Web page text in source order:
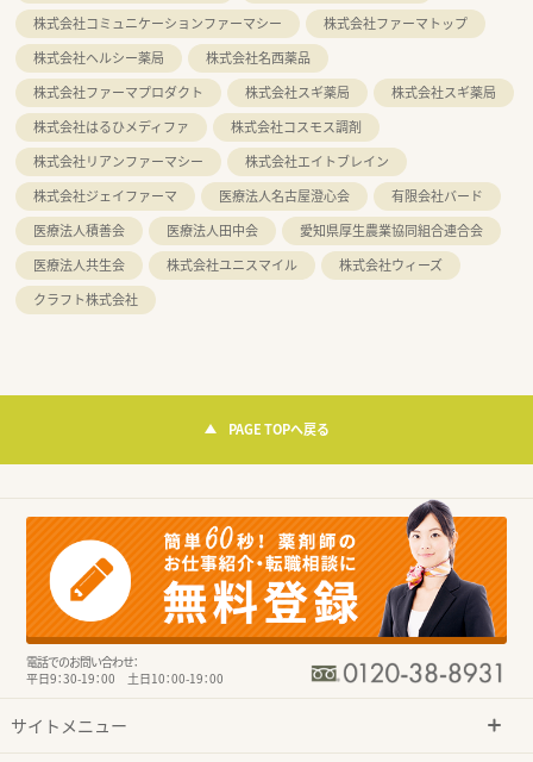
株式会社コミュニケーションファーマシー
株式会社ファーマトップ
株式会社ヘルシー薬局
株式会社名西薬品
株式会社ファーマプロダクト
株式会社スギ薬局
株式会社スギ薬局
株式会社はるひメディファ
株式会社コスモス調剤
株式会社リアンファーマシー
株式会社エイトブレイン
株式会社ジェイファーマ
医療法人名古屋澄心会
有限会社バード
医療法人積善会
医療法人田中会
愛知県厚生農業協同組合連合会
医療法人共生会
株式会社ユニスマイル
株式会社ウィーズ
クラフト株式会社
PAGE TOPへ戻る
電話でのお問い合わせ：
平日9：30-19：00 土日10：00-19：00
サイトメニュー